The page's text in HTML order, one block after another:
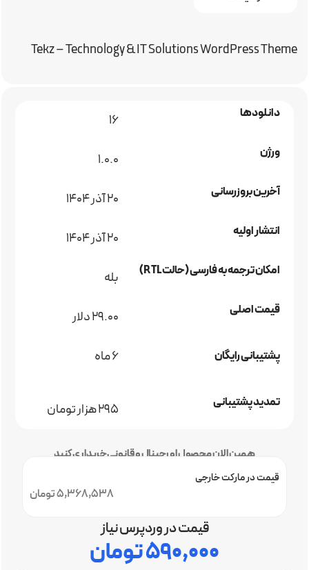
Tekz – Technology & IT Solutions WordPress Theme
دانلودها 16
ورژن 1.0.0
آخرین بروزرسانی 20 آذر 1404
انتشار اولیه 20 آذر 1404
امکان ترجمه به فارسی (حالت RTL) بله
قیمت اصلی 29.00 دلار
پشتیبانی رایگان 6 ماه
تمدید پشتیبانی 295 هزار تومان
همین الان محصول اورجینال و قانونی خریداری کنید
5,368,538 تومان
قیمت در مارکت خارجی
قیمت در وردپرس نیاز
۵۹۰,۰۰۰تومان